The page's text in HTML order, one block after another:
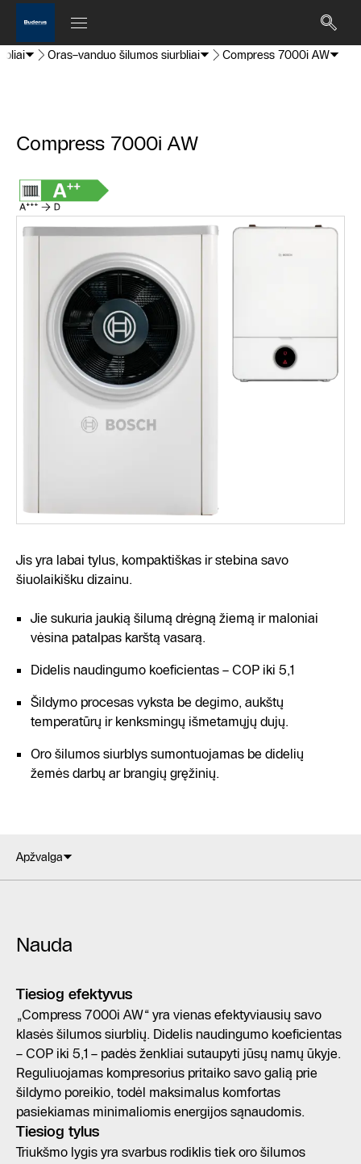
Oras–vanduo šilumos siurbliai Compress 7000i AW
Compress 7000i AW
Jis yra labai tylus, kompaktiškas ir stebina savo
šiuolaikišku dizainu.
Jie sukuria jaukią šilumą drėgną žiemą ir maloniai
vėsina patalpas karštą vasarą.
Didelis naudingumo koeficientas – COP iki 5,1
Šildymo procesas vyksta be degimo, aukštų
temperatūrų ir kenksmingų išmetamųjų dujų.
Oro šilumos siurblys sumontuojamas be didelių
žemės darbų ar brangių gręžinių.
Apžvalga
Nauda
Tiesiog efektyvus
„Compress 7000i AW“ yra vienas efektyviausių savo
klasės šilumos siurblių. Didelis naudingumo koeficientas
– COP iki 5,1 – padės ženkliai sutaupyti jūsų namų ūkyje.
Reguliuojamas kompresorius pritaiko savo galią prie
šildymo poreikio, todėl maksimalus komfortas
pasiekiamas minimaliomis energijos sąnaudomis.
Tiesiog tylus
Triukšmo lygis yra svarbus rodiklis tiek oro šilumos